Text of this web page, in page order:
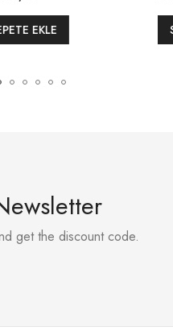
get the discount code.